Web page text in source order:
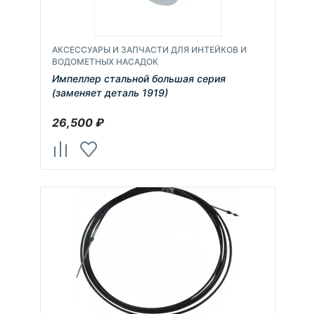
АКСЕССУАРЫ И ЗАПЧАСТИ ДЛЯ ИНТЕЙКОВ И
ВОДОМЕТНЫХ НАСАДОК
Импеллер стальной большая серия
(заменяет деталь 1919)
26,500₽